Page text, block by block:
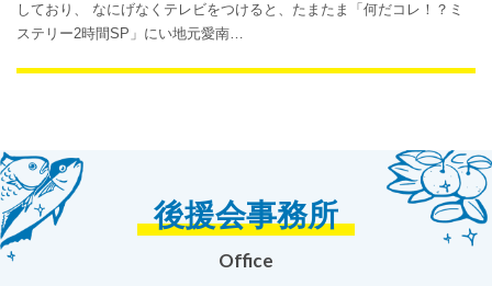
しており、 なにげなくテレビをつけると、たまたま「何だコレ！？ミ
ステリー2時間SP」にい地元愛南…
後援会事務所
Office